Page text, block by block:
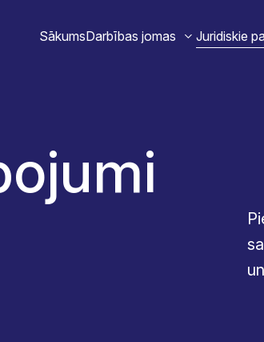
SākumsDarbības jomas Juridiskie